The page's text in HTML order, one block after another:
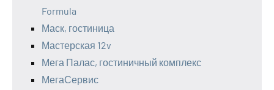
Formula
Маск, гостиница
Мастерская 12v
Мега Палас, гостиничный комплекс
МегаСервис